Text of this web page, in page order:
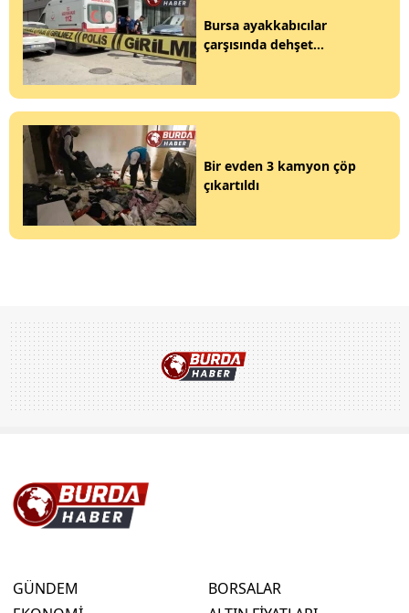
Bursa ayakkabıcılar
çarşısında dehşet...
Bir evden 3 kamyon çöp
çıkartıldı
GÜNDEM
BORSALAR